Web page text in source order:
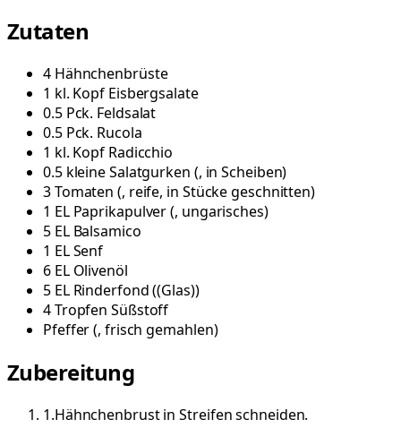
Zutaten
4 Hähnchenbrüste
1 kl. Kopf Eisbergsalate
0.5 Pck. Feldsalat
0.5 Pck. Rucola
1 kl. Kopf Radicchio
0.5 kleineSalatgurken (, in Scheiben)
3Tomaten (, reife, in Stücke geschnitten)
1 EL Paprikapulver(, ungarisches)
5 EL Balsamico
1 ELSenf
6 EL Olivenöl
5 EL Rinderfond ((Glas))
4TropfenSüßstoff
Pfeffer(, frisch gemahlen)
Zubereitung
1.Hähnchenbrust in Streifen schneiden.